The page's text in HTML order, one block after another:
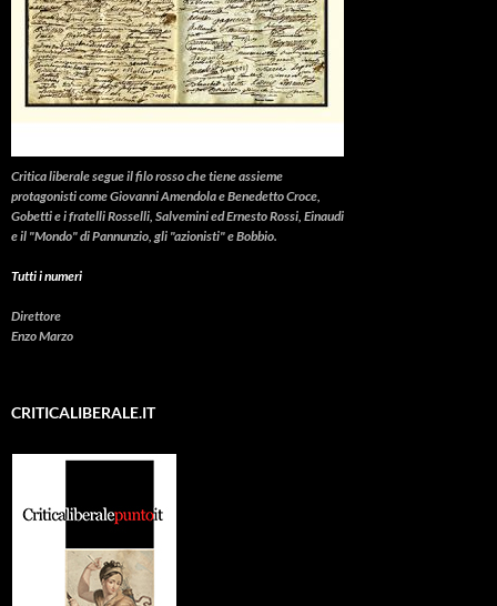
Critica liberalesegue il filo rosso che tiene assieme
protagonisti come Giovanni Amendola e Benedetto Croce,
Gobetti e i fratelli Rosselli, Salvemini ed Ernesto Rossi, Einaudi
e il "Mondo" di Pannunzio, gli "azionisti" e Bobbio.
Tutti i numeri
Direttore
Enzo Marzo
CRITICALIBERALE.IT